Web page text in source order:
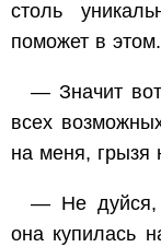
столь
поможет в этом.
— Значит
всех
на меня, грызя
— Не дуйся,
она купилась